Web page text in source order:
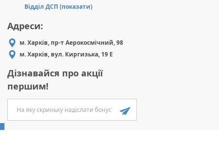
Відділ ДСП (показати)
Адреси:
м. Харків, пр-т Аерокосмічний, 98
м. Харків, вул. Киргизька, 19 Е
Дізнавайся про акції
першим!